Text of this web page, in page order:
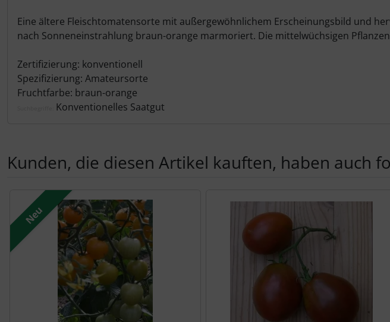
Eine ältere Fleischtomatensorte mit außergewöhnlichem Erscheinungsbild und
nach Sonneneinstrahlung braun-orange marmoriert. Die mittelwüchsigen
Zertifizierung: konventionell
Spezifizierung: Amateursorte
Fruchtfarbe: braun-orange
Konventionelles Saatgut
Kunden, die diesen Artikel kauften, haben auch
Es folgt ein Produktslider - navigieren Sie mit der Tab-Taste zu den einzelnen Artikeln.
Neu